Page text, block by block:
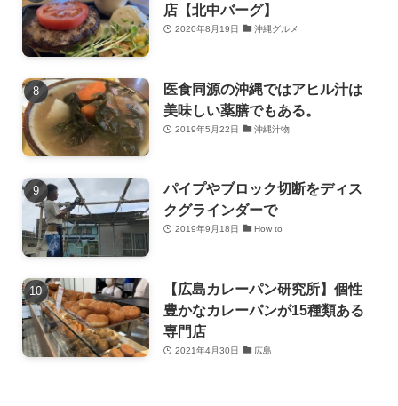
店【北中バーグ】
2020年8月19日 沖縄グルメ
医食同源の沖縄ではアヒル汁は
美味しい薬膳でもある。
2019年5月22日 沖縄汁物
パイプやブロック切断をディス
クグラインダーで
2019年9月18日 How to
【広島カレーパン研究所】個性
豊かなカレーパンが15種類ある
専門店
2021年4月30日 広島